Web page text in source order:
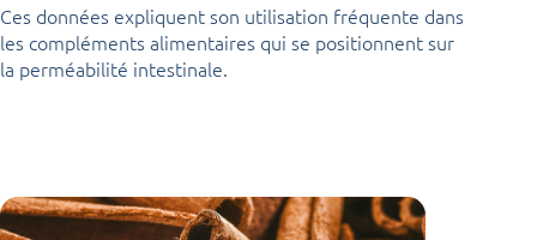
Ces données expliquent son utilisation fréquente dans
les compléments alimentaires qui se positionnent sur
la perméabilité intestinale.